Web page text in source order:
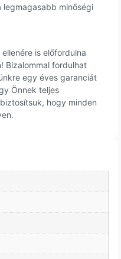
legmagasabb minőségi
is előfordulna
Bizalommal fordulhat
egy éves garanciát
Önnek teljes
hogy minden